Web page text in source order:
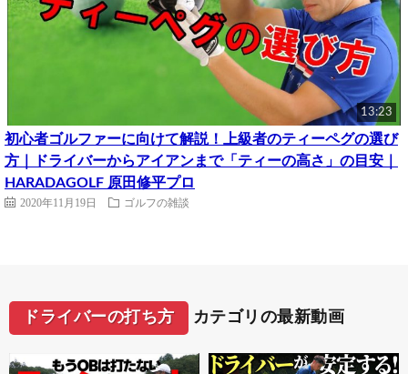
13:23
初心者ゴルファーに向けて解説！上級者のティーペグの選び
方｜ドライバーからアイアンまで「ティーの高さ」の目安｜
HARADAGOLF 原田修平プロ
2020年11月19日 ゴルフの雑談
ドライバーの打ち方 カテゴリの最新動画